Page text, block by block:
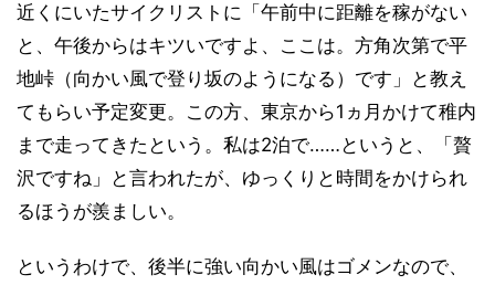
近くにいたサイクリストに「午前中に距離を稼がない
と、午後からはキツいですよ、ここは。方角次第で平
地峠（向かい風で登り坂のようになる）です」と教え
てもらい予定変更。この方、東京から1ヵ月かけて稚内
まで走ってきたという。私は2泊で……というと、「贅
沢ですね」と言われたが、ゆっくりと時間をかけられ
るほうが羨ましい。
というわけで、後半に強い向かい風はゴメンなので、